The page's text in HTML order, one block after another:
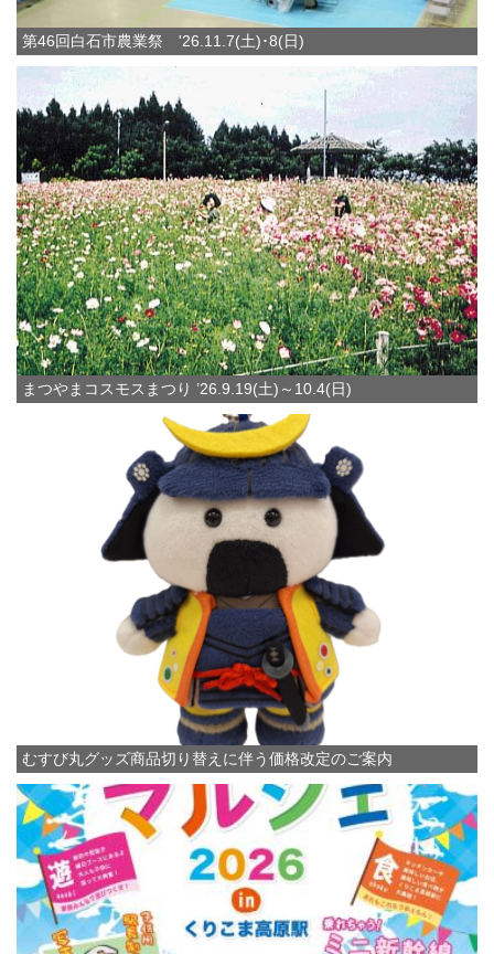
第46回白石市農業祭 '26.11.7(土)･8(日)
まつやまコスモスまつり ’26.9.19(土)～10.4(日)
むすび丸グッズ商品切り替えに伴う価格改定のご案内